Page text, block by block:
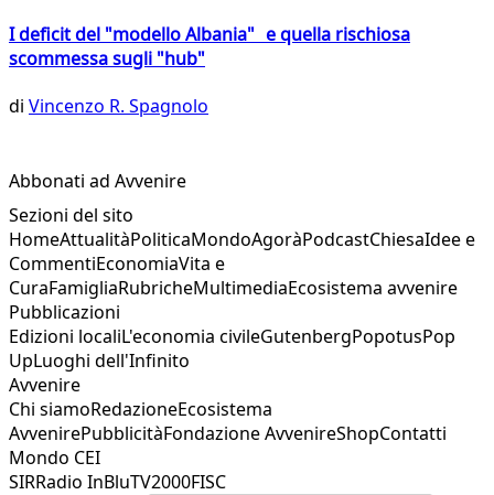
I deficit del "modello Albania" e quella rischiosa
scommessa sugli "hub"
di Vincenzo R. Spagnolo
Abbonati ad Avvenire
Sezioni del sito
HomeAttualitàPoliticaMondoAgoràPodcastChiesaIdee e
CommentiEconomiaVita e
CuraFamigliaRubricheMultimediaEcosistema avvenire
Pubblicazioni
Edizioni localiL'economia civileGutenbergPopotusPop
UpLuoghi dell'Infinito
Avvenire
Chi siamoRedazioneEcosistema
AvvenirePubblicitàFondazione AvvenireShopContatti
Mondo CEI
SIRRadio InBluTV2000FISC